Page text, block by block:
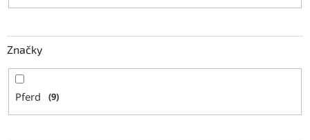
Značky
Pferd 9